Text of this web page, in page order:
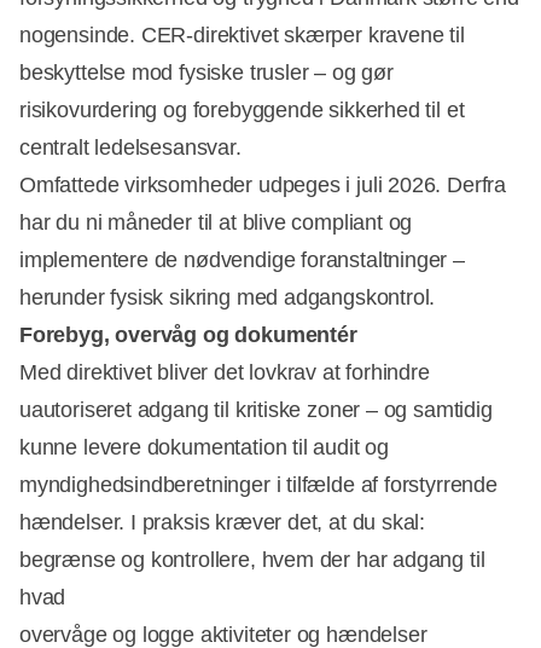
nogensinde. CER-direktivet skærper kravene til
beskyttelse mod fysiske trusler – og gør
risikovurdering og forebyggende sikkerhed til et
centralt ledelsesansvar.
Omfattede virksomheder udpeges i juli 2026. Derfra
har du ni måneder til at blive compliant og
implementere de nødvendige foranstaltninger –
herunder fysisk sikring med adgangskontrol.
Forebyg, overvåg og dokumentér
Med direktivet bliver det lovkrav at forhindre
uautoriseret adgang til kritiske zoner – og samtidig
kunne levere dokumentation til audit og
myndighedsindberetninger i tilfælde af forstyrrende
hændelser. I praksis kræver det, at du skal:
begrænse og kontrollere, hvem der har adgang til
hvad
overvåge og logge aktiviteter og hændelser